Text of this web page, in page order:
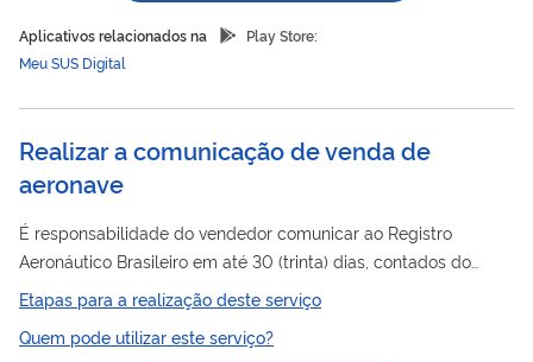
Imunizações (SI-PNI), Sistema...
Aplicativos relacionados na
Play Store:
Meu SUS Digital
Realizar a comunicação de venda de
aeronave
É responsabilidade do vendedor comunicar ao Registro
Aeronáutico Brasileiro em até 30 (trinta) dias, contados do
último reconhecimento de firma por autenticidade no Título de
Transferência de Propriedade, que a aeronave foi vendida. É
importante ressaltar que a Comunicação De
Etapas para a realização deste serviço
Quem pode utilizar este serviço?